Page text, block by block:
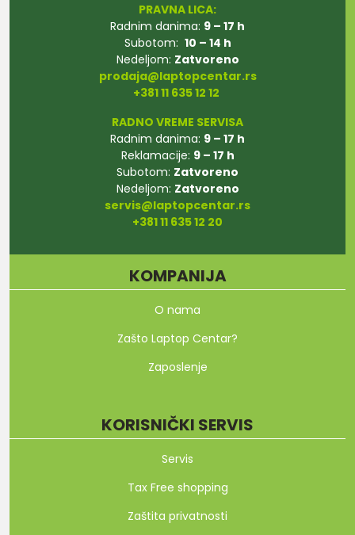
PRAVNA LICA:
Radnim danima: 9 – 17 h
Subotom: 10 – 14 h
Nedeljom: Zatvoreno
prodaja@laptopcentar.rs
+381 11 635 12 12
RADNO VREME SERVISA
Radnim danima: 9 – 17 h
Reklamacije: 9 – 17 h
Subotom: Zatvoreno
Nedeljom: Zatvoreno
servis@laptopcentar.rs
+381 11 635 12 20
KOMPANIJA
O nama
Zašto Laptop Centar?
Zaposlenje
KORISNIČKI SERVIS
Servis
Tax Free shopping
Zaštita privatnosti